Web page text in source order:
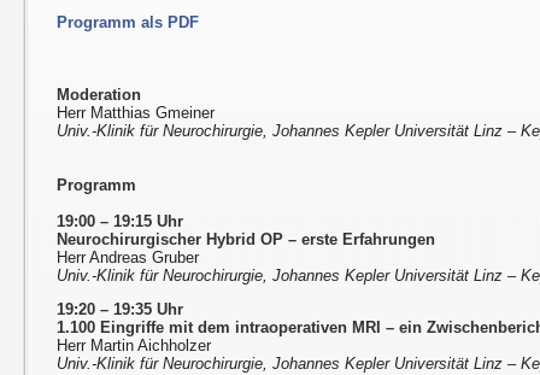
Programm als PDF
Moderation
Herr Matthias Gmeiner
Univ.-Klinik für Neurochirurgie, Johannes Kepler Universität Linz –
Programm
19:00 – 19:15 Uhr
Neurochirurgischer Hybrid OP – erste Erfahrungen
Herr Andreas Gruber
Univ.-Klinik für Neurochirurgie, Johannes Kepler Universität Linz –
19:20 – 19:35 Uhr
1.100 Eingriffe mit dem intraoperativen MRI – ein
Herr Martin Aichholzer
Univ.-Klinik für Neurochirurgie, Johannes Kepler Universität Linz –